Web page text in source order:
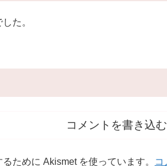
た。
コメントを書き込む
ために Akismet を使っています。
コ